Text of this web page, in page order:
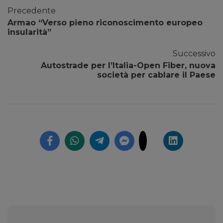
Precedente
Armao “Verso pieno riconoscimento europeo
insularità”
Successivo
Autostrade per l’Italia-Open Fiber, nuova
società per cablare il Paese